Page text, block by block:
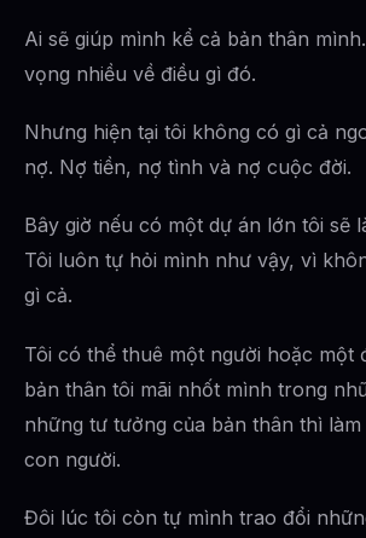
Ai sẽ giúp mình kể cả bản thân
vọng nhiều về điều gì đó.
Nhưng hiện tại tôi không có gì cả
nợ. Nợ tiền, nợ tình và nợ cuộc đời.
Bây giờ nếu có một dự án lớn tôi sẽ
Tôi luôn tự hỏi mình như vậy, vì
gì cả.
Tôi có thể thuê một người hoặc một
bản thân tôi mãi nhốt mình trong
những tư tưởng của bản thân thì
con người.
Đôi lúc tôi còn tự mình trao đổi